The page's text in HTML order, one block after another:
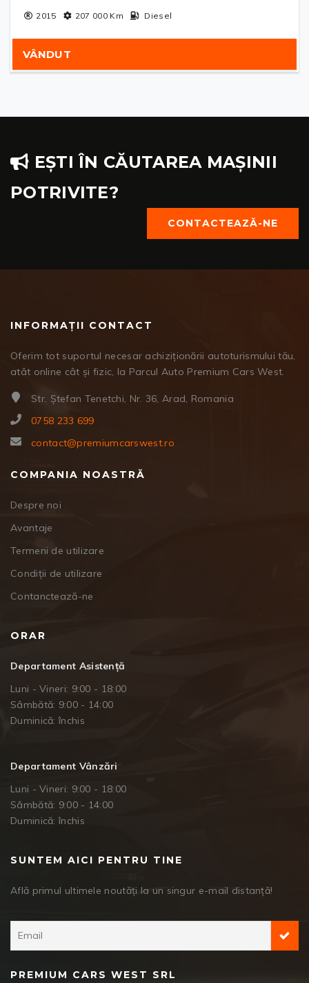
2015 207 000Km Diesel
VÂNDUT
EȘTI ÎN CĂUTAREA MAȘINII
POTRIVITE?
CONTACTEAZĂ-NE
INFORMAȚII CONTACT
Oferim tot suportul necesar achiziționării autoturismului tău,
atât online cât și fizic, la Parcul Auto Premium Cars West.
Str. Ștefan Tenetchi, Nr. 36, Arad, Romania
0758 233 699
contact@premiumcarswest.ro
COMPANIA NOASTRĂ
Despre noi
Avantaje
Termeni de utilizare
Condiții de utilizare
Contanctează-ne
ORAR
Departament Asistență
Luni - Vineri: 9:00 - 18:00
Sâmbătă: 9:00 - 14:00
Duminică: închis
Departament Vânzări
Luni - Vineri: 9:00 - 18:00
Sâmbătă: 9:00 - 14:00
Duminică: închis
SUNTEM AICI PENTRU TINE
Află primul ultimele noutăți la un singur e-mail distanță!
PREMIUM CARS WEST SRL